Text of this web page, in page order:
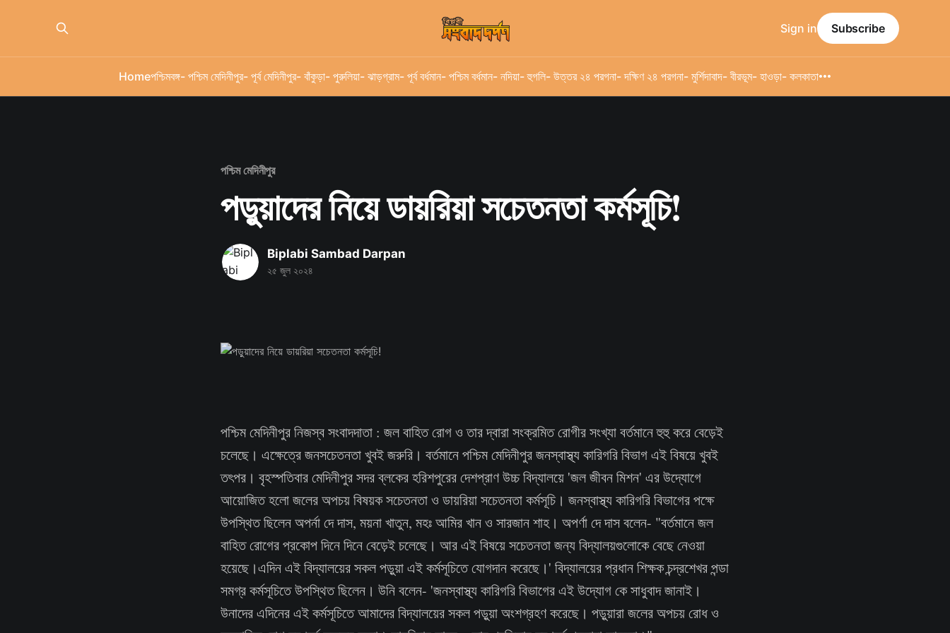
Homeপশ্চিমবঙ্গ- পশ্চিম মেদিনীপুর- পূর্ব মেদিনীপুর- বাঁকুড়া- পুরুলিয়া- ঝাড়গ্রাম- পূর্ব বর্ধমান- পশ্চিম বর্ধমান- নদিয়া- হুগলি- উত্তর ২৪ পরগনা- দক্ষিণ ২৪ পরগনা- মুর্শিদাবাদ- বীরভূম- হাওড়া- কলকাতা
Sign in Subscribe
পশ্চিম মেদিনীপুর
পড়ুয়াদের নিয়ে ডায়রিয়া সচেতনতা কর্মসূচি!
Biplabi Sambad Darpan
২৫ জুল ২০২৪
পশ্চিম মেদিনীপুর নিজস্ব সংবাদদাতা : জল বাহিত রোগ ও তার দ্বারা সংক্রমিত রোগীর সংখ্যা বর্তমানে হুহু করে বেড়েই
চলেছে। এক্ষেত্রে জনসচেতনতা খুবই জরুরি। বর্তমানে পশ্চিম মেদিনীপুর জনস্বাস্থ্য কারিগরি বিভাগ এই বিষয়ে খুবই
তৎপর। বৃহস্পতিবার মেদিনীপুর সদর ব্লকের হরিশপুরের দেশপ্রাণ উচ্চ বিদ্যালয়ে 'জল জীবন মিশন' এর উদ্যোগে
আয়োজিত হলো জলের অপচয় বিষয়ক সচেতনতা ও ডায়রিয়া সচেতনতা কর্মসূচি। জনস্বাস্থ্য কারিগরি বিভাগের পক্ষে
উপস্থিত ছিলেন অপর্না দে দাস, ময়না খাতুন, মহঃ আমির খান ও সারজান শাহ। অপর্ণা দে দাস বলেন- "বর্তমানে জল
বাহিত রোগের প্রকোপ দিনে দিনে বেড়েই চলেছে। আর এই বিষয়ে সচেতনতা জন্য বিদ্যালয়গুলোকে বেছে নেওয়া
হয়েছে।এদিন এই বিদ্যালয়ের সকল পড়ুয়া এই কর্মসূচিতে যোগদান করেছে।' বিদ্যালয়ের প্রধান শিক্ষক চন্দ্রশেখর পন্ডা
সমগ্র কর্মসূচিতে উপস্থিত ছিলেন। উনি বলেন- 'জনস্বাস্থ্য কারিগরি বিভাগের এই উদ্যোগ কে সাধুবাদ জানাই।
উনাদের এদিনের এই কর্মসূচিতে আমাদের বিদ্যালয়ের সকল পড়ুয়া অংশগ্রহণ করেছে। পড়ুয়ারা জলের অপচয় রোধ ও